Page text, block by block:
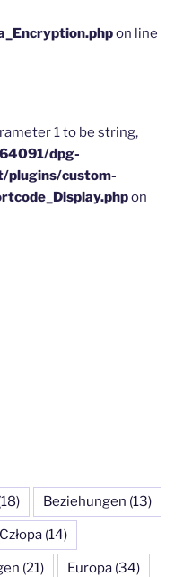
on line
1 to be string,
dpg-
plugins/custom-
on
Beziehungen (13)
Człopa (14)
(21) Europa (34)